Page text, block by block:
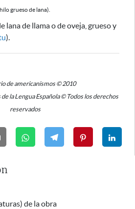
hilo grueso de lana).
lana de llama o de oveja, grueso y
).
de americanismos © 2010
la Lengua Española © Todos los derechos
reservados
de la obra